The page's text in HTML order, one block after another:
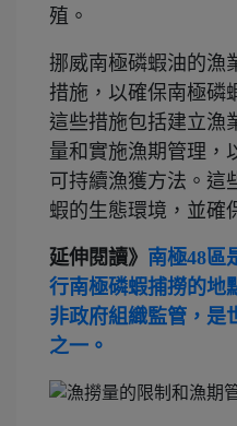
殖。
挪威南極磷蝦油的漁
措施，以確保南極磷
這些措施包括建立漁
量和實施漁期管理，
可持續漁獲方法。這
蝦的生態環境，並確
延伸閱讀》 南極48區
行南極磷蝦捕撈的地
非政府組織監管，是
之一。